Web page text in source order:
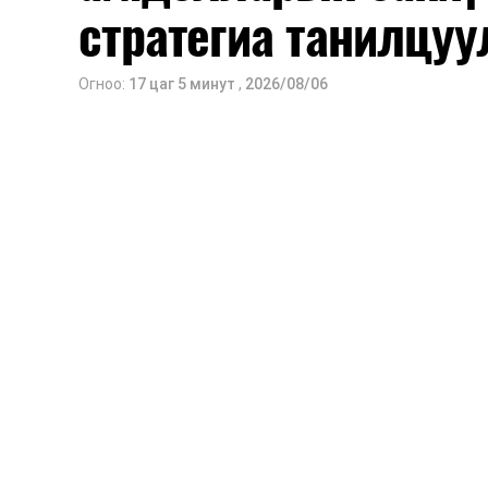
Санхүүгийн хэмнэлтийн горимыг
Харин эрүүл мэндийн салбар уг
стратегиа
Огноо: 17 цаг 5 минут , 2026/08/06